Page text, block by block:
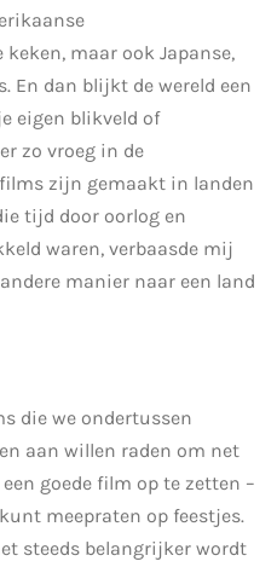
maar ook Japanse,
En dan blijkt de wereld een
eigen blikveld of
zo vroeg in de
zijn gemaakt in landen
tijd door oorlog en
waren, verbaasde mij
manier naar een land
die we ondertussen
aan willen raden om net
goede film op te zetten –
meepraten op feestjes.
steeds belangrijker wordt